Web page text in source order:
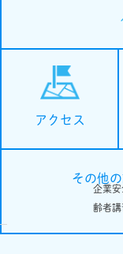
アクセス
その他
企業
齢者